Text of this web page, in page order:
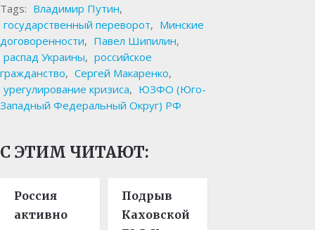
Tags: Владимир Путин,
государственный переворот, Минские
договоренности, Павел Шипилин,
распад Украины, российское
гражданство, Сергей Макаренко,
урегулирование кризиса, ЮЗФО (Юго-
Западный Федеральный Округ) РФ
С ЭТИМ ЧИТАЮТ:
Россия
активно
Подрыв
Каховской